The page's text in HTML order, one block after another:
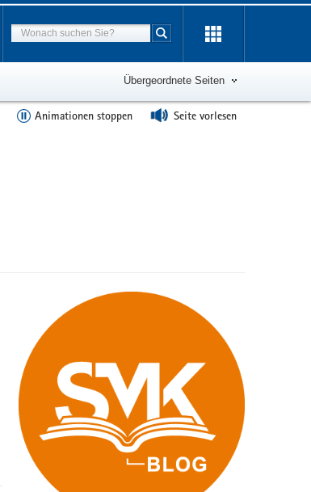
Suchbegriff
Suche starten
Übergeordnete Seiten
Animationen stoppen Seite vorlesen